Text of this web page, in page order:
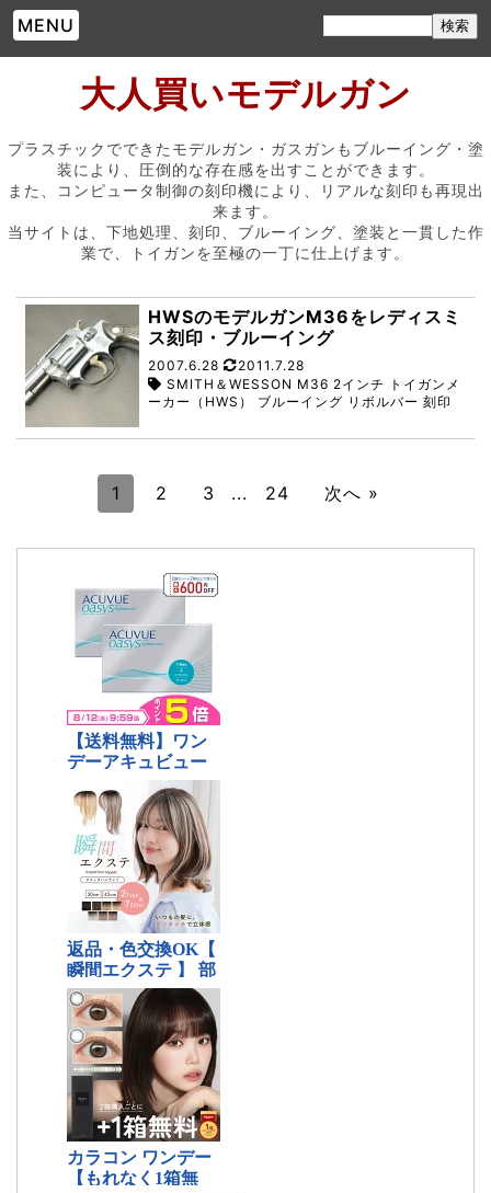
MENU
大人買いモデルガン
プラスチックでできたモデルガン・ガスガンもブルーイング・塗
装により、圧倒的な存在感を出すことができます。
また、コンピュータ制御の刻印機により、リアルな刻印も再現出
来ます。
当サイトは、下地処理、刻印、ブルーイング、塗装と一貫した作
業で、トイガンを至極の一丁に仕上げます。
HWSのモデルガンM36をレディスミ
ス刻印・ブルーイング
2007.6.28
2011.7.28
SMITH＆WESSON M36 2インチ トイガンメ
ーカー（HWS） ブルーイング リボルバー 刻印
1 2 3 ... 24 次へ »